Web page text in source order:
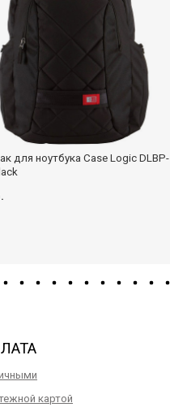
для ноутбука Case Logic DLBP-
картой